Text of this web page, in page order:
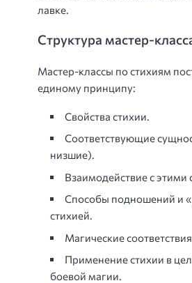
лавке.
Структура мастер-
Мастер-классы по стихиям
единому принципу:
Свойства стихии.
Соответствующие
низшие).
Взаимодействие с этими
Способы подношений и
стихией.
Магические соответствия.
Применение стихии в
боевой магии.